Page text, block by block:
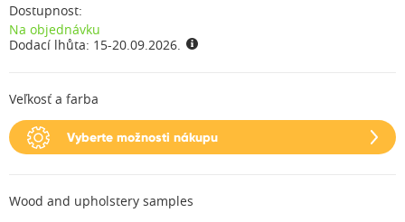
Dostupnost:
Na objednávku
Dodací lhůta: 15-20.09.2026.
Veľkosť a farba
Vyberte možnosti nákupu
Wood and upholstery samples